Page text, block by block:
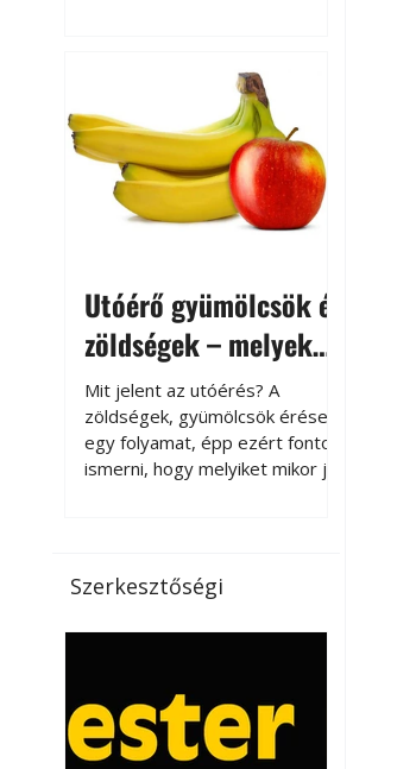
kertészkedés sokak számára
kikapcsolódást és feltöltődést
is jelent.
Utóérő gyümölcsök és
zöldségek – melyek
érnek tovább leszedés
után?
Mit jelent az utóérés? A
zöldségek, gyümölcsök érése
egy folyamat, épp ezért fontos
ismerni, hogy melyiket mikor jó
paradicsomot sokszor
gazdasági érettségben, azaz
Utóérik eközben, de nem lesz
olyan ízű, mint amit a saját
kertünkben, biológiai
Szerkesztőségi